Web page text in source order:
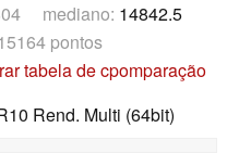
mediano: 14842.5
pontos
tabela de cpomparação
Rend. Multi (64bit)